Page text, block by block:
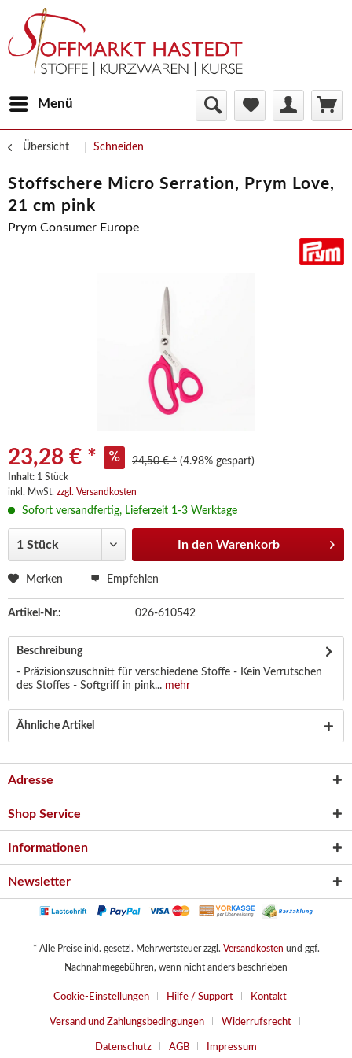
Menü
Übersicht Schneiden
Stoffschere Micro Serration, Prym Love,
21 cm pink
Prym Consumer Europe
23,28 € * 24,50 € * (4.98% gespart)
Inhalt: 1 Stück
inkl. MwSt. zzgl. Versandkosten
Sofort versandfertig, Lieferzeit 1-3 Werktage
In den Warenkorb
Merken Empfehlen
Artikel-Nr.: 026-610542
Beschreibung
- Präzisionszuschnitt für verschiedene Stoffe - Kein Verrutschen
des Stoffes - Softgriff in pink... mehr
Ähnliche Artikel
Adresse
Shop Service
Informationen
Newsletter
* Alle Preise inkl. gesetzl. Mehrwertsteuer zzgl. Versandkosten und ggf.
Nachnahmegebühren, wenn nicht anders beschrieben
Cookie-Einstellungen Hilfe / Support Kontakt
Versand und Zahlungsbedingungen Widerrufsrecht
Datenschutz AGB Impressum